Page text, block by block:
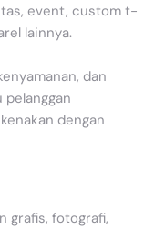
event, custom t-
lainnya.
dan
pelanggan
dengan
grafis, fotografi,